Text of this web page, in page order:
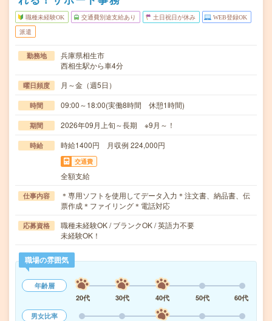
職種未経験OK 交通費別途支給あり 土日祝日が休み WEB登録OK
派遣
勤務地
兵庫県相生市
西相生駅から車4分
曜日頻度 月～金（週5日）
時間 09:00～18:00(実働8時間 休憩1時間)
期間 2026年09月上旬～長期 ※9月～！
時給 時給1400円 月収例 224,000円
交通費
全額支給
仕事内容
＊専用ソフトを使用してデータ入力＊注文書、納品書、伝
票作成＊ファイリング＊電話対応
応募資格
職種未経験OK / ブランクOK / 英語力不要
未経験OK！
職場の雰囲気
年齢層
20代
30代 40代 50代
60代
男女比率